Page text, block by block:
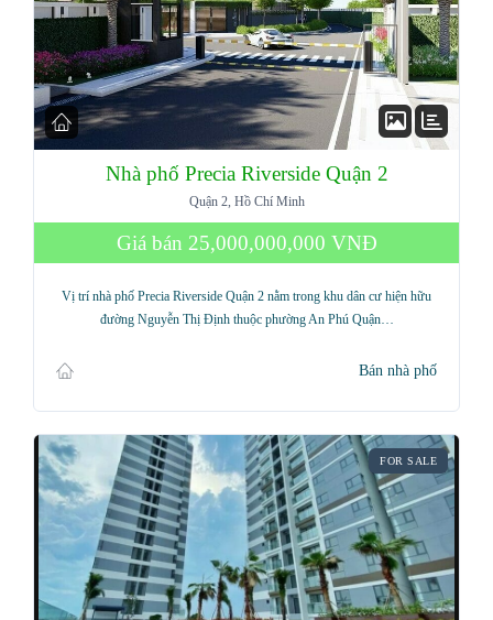
Nhà phố Precia Riverside Quận 2
Quận 2, Hồ Chí Minh
Giá bán 25,000,000,000 VNĐ
Vị trí nhà phố Precia Riverside Quận 2 nằm trong khu dân cư hiện hữu
đường Nguyễn Thị Định thuộc phường An Phú Quận…
Bán nhà phố
FOR SALE